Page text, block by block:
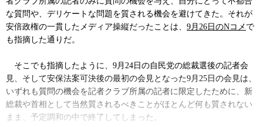
な質問や、デリケートな問題を質される機会を避けてきた。それが
安倍政権の一貫したメディア操縦だったことは、 9月26日のNコメ で
も指摘した通りだ。
そこでも指摘したように、9月24日の自民党の総裁選後の記者会
見、そして安保法案可決後の最初の会見となった9月25日の会見は、
いずれも質問の機会を記者クラブ所属の記者に限定したために、新
総裁や首相として当然質されるべきことがほとんど何も質されない
まま、予定調和の中で終了してしまった。